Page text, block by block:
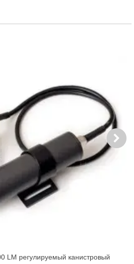
LM регулируемый канистровый